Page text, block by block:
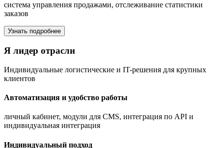
система управления продажами, отслеживание статистики
заказов
Узнать подробнее
Я лидер отрасли
Индивидуальные логистические и IT-решения для крупных
клиентов
Автоматизация и удобство работы
личный кабинет, модули для CMS, интеграция по API и
индивидуальная интеграция
Индивидуальный подход